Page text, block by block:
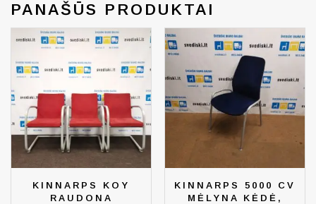
PANAŠŪS PRODUKTAI
KINNARPS KOY
RAUDONA
KINNARPS 5000 CV
MĖLYNA KĖDĖ,